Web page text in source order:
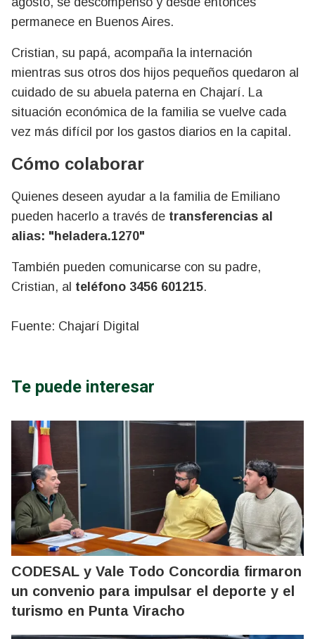
permanece en Buenos Aires.
Cristian, su papá, acompaña la internación
mientras sus otros dos hijos pequeños quedaron al
cuidado de su abuela paterna en Chajarí. La
situación económica de la familia se vuelve cada
vez más difícil por los gastos diarios en la capital.
Cómo colaborar
Quienes deseen ayudar a la familia de Emiliano
pueden hacerlo a través de transferencias al
alias: "heladera.1270"
También pueden comunicarse con su padre,
Cristian, al teléfono 3456 601215.
Fuente: Chajarí Digital
Te puede interesar
CODESAL y Vale Todo Concordia firmaron
un convenio para impulsar el deporte y el
turismo en Punta Viracho